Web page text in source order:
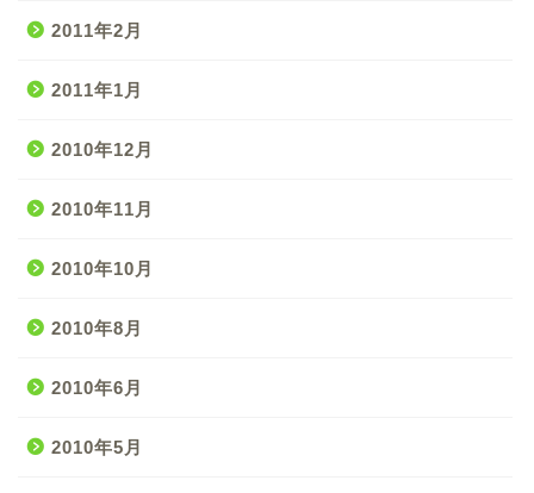
2011年2月
2011年1月
2010年12月
2010年11月
2010年10月
2010年8月
2010年6月
2010年5月